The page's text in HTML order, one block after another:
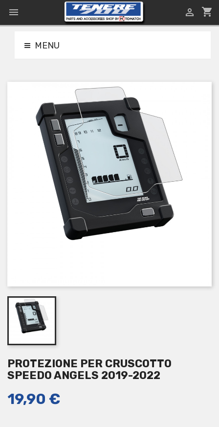
 shopping_cart

MENU
PROTEZIONE PER CRUSCOTTO
SPEEDO ANGELS 2019-2022
19,90 €